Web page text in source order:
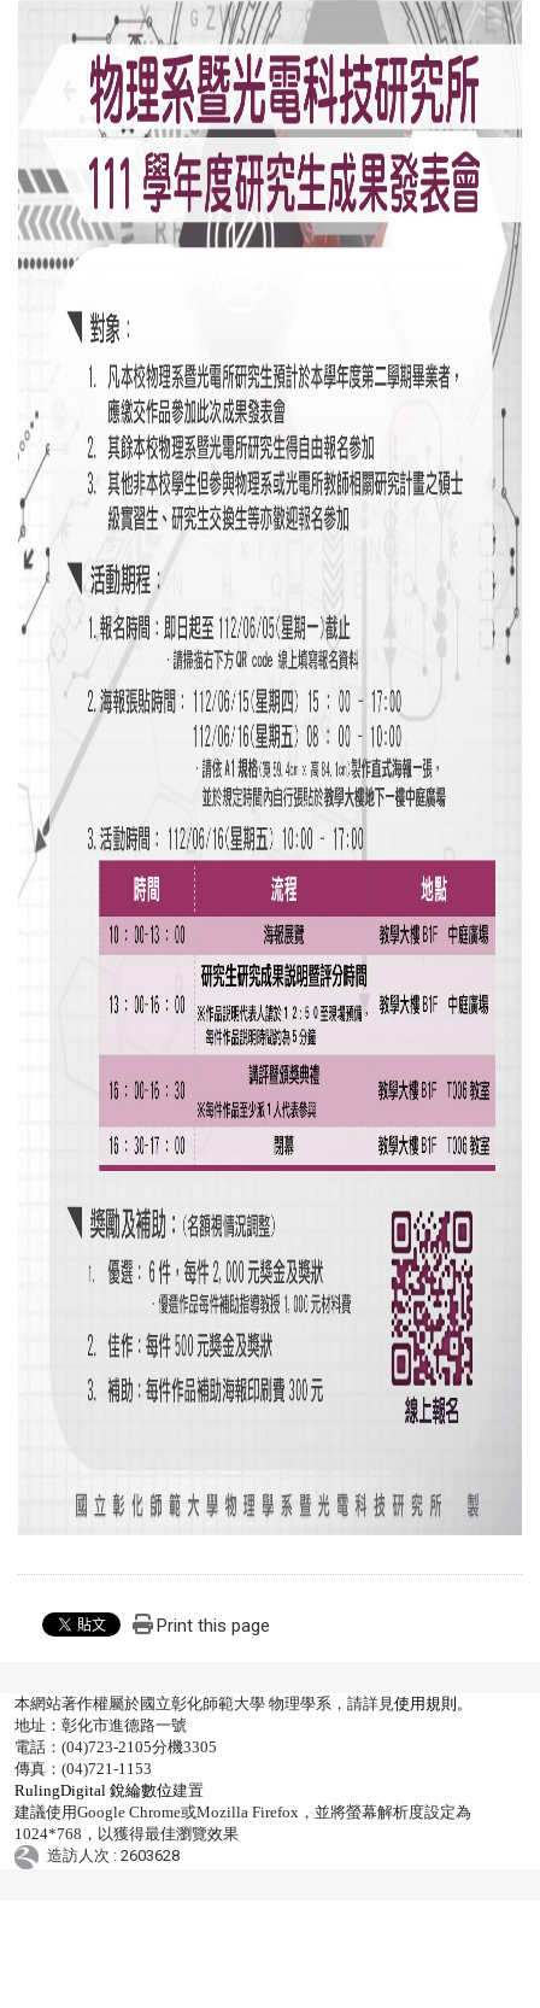
Print this page
本網站著作權屬於國立彰化師範大學 物理學系，請詳見使用規則 。
地址：彰化市進德路一號
電話：(04)723-2105分機3305
傳真：(04)721-1153
RulingDigital 銳綸數位建置
建議使用Google Chrome或Mozilla Firefox，並將螢幕解析度設定為
1024*768，以獲得最佳瀏覽效果
造訪人次 : 2603628